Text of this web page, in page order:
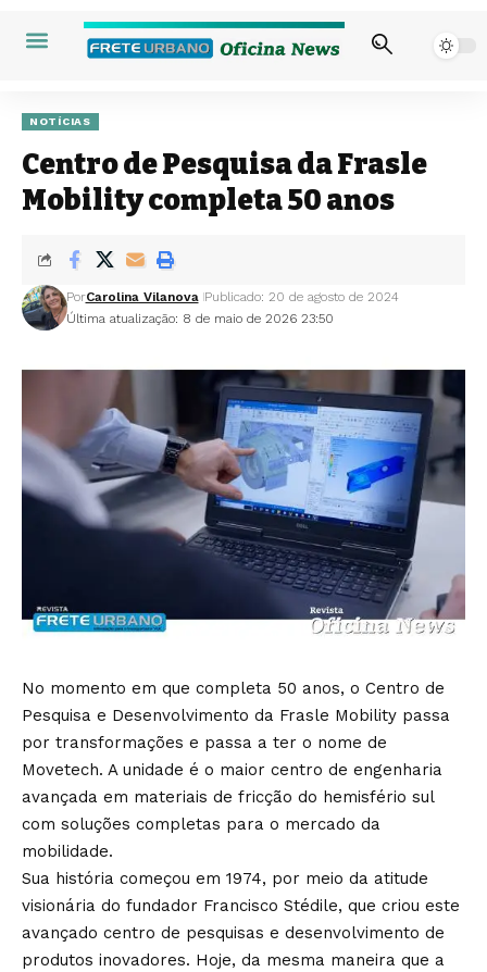
NOTÍCIAS
Centro de Pesquisa da Frasle
Mobility completa 50 anos
Última atualização: 8 de maio de 2026 23:50
PorCarolina Vilanova Publicado: 20 de agosto de 2024
No momento em que completa 50 anos, o Centro de
Pesquisa e Desenvolvimento da Frasle Mobility passa
por transformações e passa a ter o nome de
Movetech. A unidade é o maior centro de engenharia
avançada em materiais de fricção do hemisfério sul
com soluções completas para o mercado da
mobilidade.
Sua história começou em 1974, por meio da atitude
visionária do fundador Francisco Stédile, que criou este
avançado centro de pesquisas e desenvolvimento de
produtos inovadores. Hoje, da mesma maneira que a